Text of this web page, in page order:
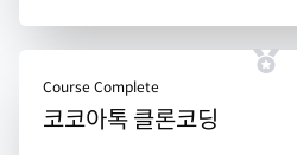
Course Complete
코코아톡 클론코딩